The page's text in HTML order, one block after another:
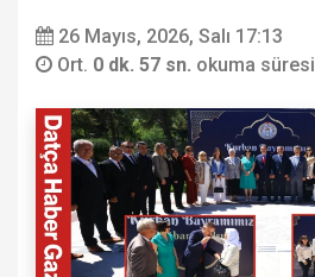
26 Mayıs, 2026, Salı 17:13
Ort. 0 dk. 57 sn. okuma süresi